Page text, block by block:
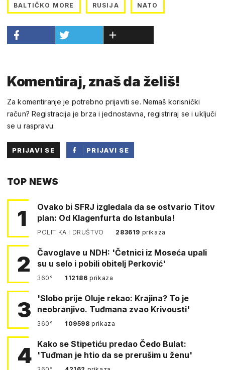
BALTIČKO MORE RUSIJA NATO
Komentiraj, znaš da želiš!
Za komentiranje je potrebno prijaviti se. Nemaš korisnički
račun? Registracija je brza i jednostavna, registriraj se i uključi
se u raspravu.
PRIJAVI SE
PRIJAVI SE
TOP NEWS
1
Ovako bi SFRJ izgledala da se ostvario Titov
plan: Od Klagenfurta do Istanbula!
POLITIKA I DRUŠTVO 283619 prikaza
2
Čavoglave u NDH: 'Četnici iz Moseća upali
su u selo i pobili obitelj Perković'
360° 112186prikaza
3
'Slobo prije Oluje rekao: Krajina? To je
neobranjivo. Tuđmana zvao Krivousti'
360° 109598prikaza
4 Kako se Stipetiću predao Čedo Bulat:
'Tuđman je htio da se prerušim u ženu'